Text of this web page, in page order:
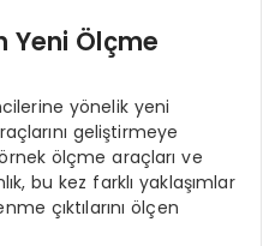
Yeni Ölçme
yönelik yeni
geliştirmeye
ölçme araçları ve
bu kez farklı yaklaşımlar
çıktılarını ölçen